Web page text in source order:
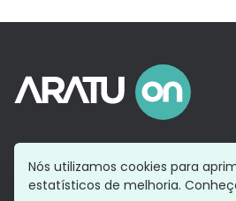
Nós utilizamos cookies para
estatísticos de melhoria.